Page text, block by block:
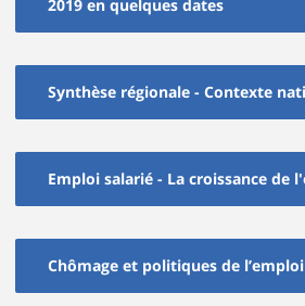
2019 en quelques dates
Synthèse régionale - Contexte
Emploi salarié - La croissance
Chômage et politiques de